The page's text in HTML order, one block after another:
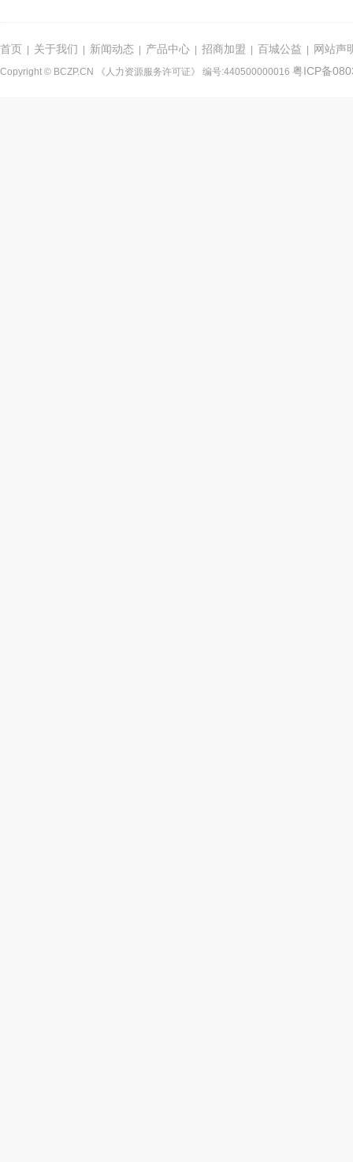
首页 关于我们 新闻动态 产品中心 招商加盟 百城公益 网站声
Copyright © BCZP.CN 《人力资源服务许可证》 编号:440500000016 粤ICP备